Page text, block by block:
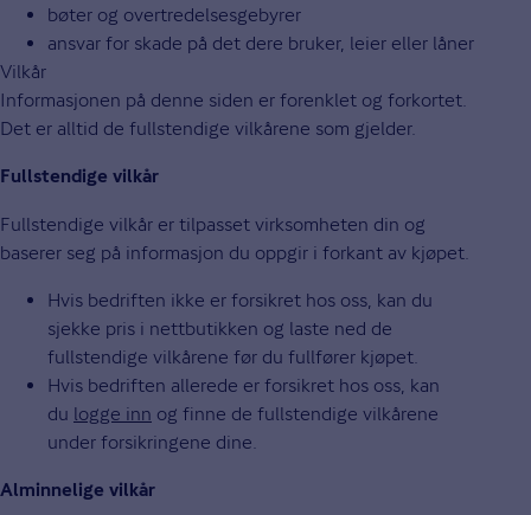
bøter og overtredelsesgebyrer
ansvar for skade på det dere bruker, leier eller låner
Vilkår
Informasjonen på denne siden er forenklet og forkortet.
Det er alltid de fullstendige vilkårene som gjelder.
Fullstendige vilkår
Fullstendige vilkår er tilpasset virksomheten din og
baserer seg på informasjon du oppgir i forkant av kjøpet.
Hvis bedriften ikke er forsikret hos oss, kan du
sjekke pris i nettbutikken og laste ned de
fullstendige vilkårene før du fullfører kjøpet.
Hvis bedriften allerede er forsikret hos oss, kan
du logge inn og finne de fullstendige vilkårene
under forsikringene dine.
Alminnelige vilkår